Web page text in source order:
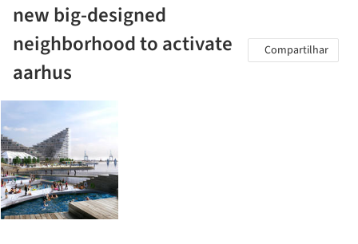
new big-designed
neighborhood to activate
aarhus
Compartilhar